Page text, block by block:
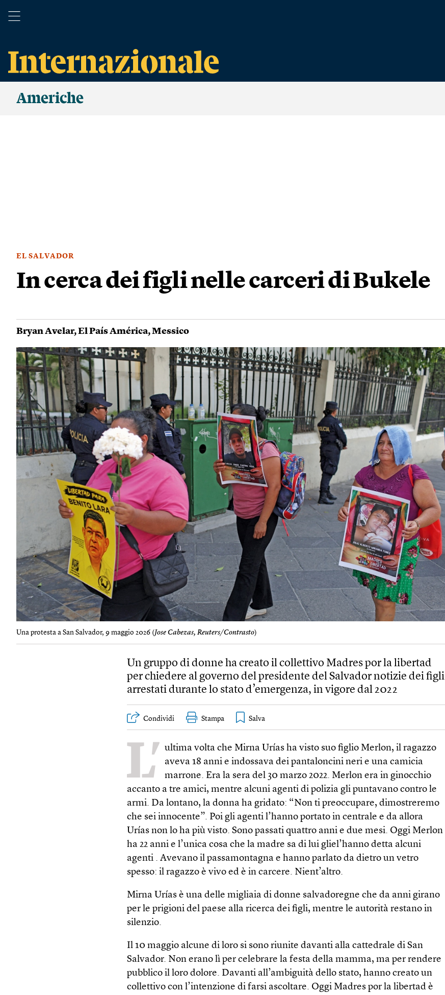
Americhe
EL SALVADOR
In cerca dei figli nelle carceri di Bukele
Bryan Avelar,El País América,Messico
Una protesta a San Salvador, 9 maggio 2026 (Jose Cabezas, Reuters/Contrasto)
Un gruppo di donne ha creato il collettivo Madres por la libertad
per chiedere al governo del presidente del Salvador notizie dei figli
arrestati durante lo stato d’emergenza, in vigore dal 2022
Condividi Stampa
L’ ultima volta che Mirna Urías ha visto suo figlio Merlon, il ragazzo
aveva 18 anni e indossava dei pantaloncini neri e una camicia
marrone. Era la sera del 30 marzo 2022. Merlon era in ginocchio
accanto a tre amici, mentre alcuni agenti di polizia gli puntavano contro le
armi. Da lontano, la donna ha gridato: “Non ti preoccupare, dimostreremo
che sei innocente”. Poi gli agenti l’hanno portato in centrale e da allora
Urías non lo ha più visto. Sono passati quattro anni e due mesi. Oggi Merlon
ha 22 anni e l’unica cosa che la madre sa di lui gliel’hanno detta alcuni
agenti . Avevano il passamontagna e hanno parlato da dietro un vetro
spesso: il ragazzo è vivo ed è in carcere. Nient’altro.
Mirna Urías è una delle migliaia di donne salvadoregne che da anni girano
per le prigioni del paese alla ricerca dei figli, mentre le autorità restano in
silenzio.
Il 10 maggio alcune di loro si sono riunite davanti alla cattedrale di San
Salvador. Non erano lì per celebrare la festa della mamma, ma per rendere
pubblico il loro dolore. Davanti all’ambiguità dello stato, hanno creato un
collettivo con l’intenzione di farsi ascoltare. Oggi Madres por la libertad è